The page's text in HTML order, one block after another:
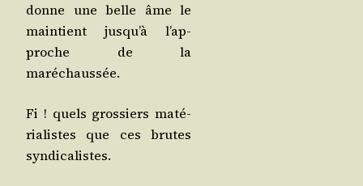
donne une belle âme le
main­tient jus­qu’à l’ap­
proche de la
maréchaussée.
Fi ! quels gros­siers maté­
ria­listes que ces brutes
syndicalistes.